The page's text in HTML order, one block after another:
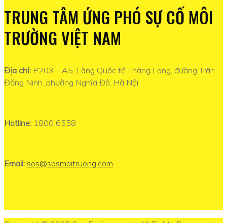
TRUNG TÂM ỨNG PHÓ SỰ CỐ MÔI
TRƯỜNG VIỆT NAM
Địa chỉ: P203 – A5, Làng Quốc tế Thăng Long, đường Trần
Đăng Ninh, phường Nghĩa Đô, Hà Nội.
Hotline: 1800 6558
Email: sos@sosmoitruong.com